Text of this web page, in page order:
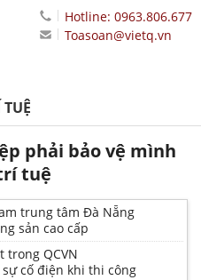
Hotline: 0963.806.677
Toasoan@vietq.vn
phải bảo vệ mình
tuệ
trung tâm Đà Nẵng
sản cao cấp
trong QCVN
sự cố điện khi thi công